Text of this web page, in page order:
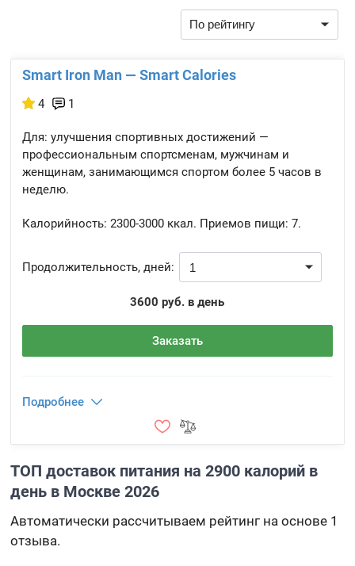
Smart Iron Man — Smart Calories
4 1
Для: улучшения спортивных достижений —
профессиональным спортсменам, мужчинам и
женщинам, занимающимся спортом более 5 часов в
неделю.
Калорийность: 2300-3000 ккал. Приемов пищи: 7.
Продолжительность, дней:
3600 руб. в день
Заказать
Подробнее
ТОП доставок питания на 2900 калорий в
день в Москве 2026
Автоматически рассчитываем рейтинг на основе 1
отзыва.